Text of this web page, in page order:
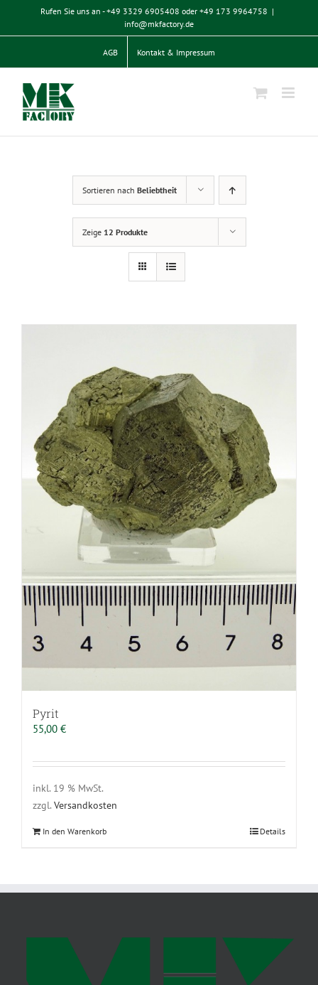
springen
Rufen Sie uns an - +49 3329 6905408 oder +49 173 9964758 |
info@mkfactory.de
AGB Kontakt & Impressum
Sortieren nach Beliebtheit
Zeige 12 Produkte
Pyrit
55,00 €
inkl. 19 % MwSt.
zzgl. Versandkosten
In den Warenkorb Details